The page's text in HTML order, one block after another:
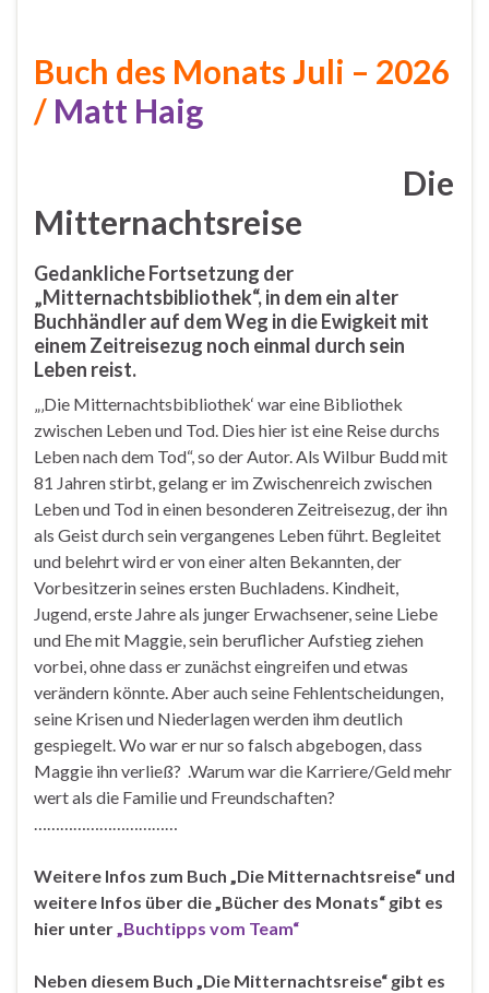
Buch des Monats Juli – 2026
/ Matt Haig
Die
Mitternachtsreise
Gedankliche Fortsetzung der
„Mitternachtsbibliothek“, in dem ein alter
Buchhändler auf dem Weg in die Ewigkeit mit
einem Zeitreisezug noch einmal durch sein
Leben reist.
„‚Die Mitternachtsbibliothek‘ war eine Bibliothek
zwischen Leben und Tod. Dies hier ist eine Reise durchs
Leben nach dem Tod“, so der Autor. Als Wilbur Budd mit
81 Jahren stirbt, gelang er im Zwischenreich zwischen
Leben und Tod in einen besonderen Zeitreisezug, der ihn
als Geist durch sein vergangenes Leben führt. Begleitet
und belehrt wird er von einer alten Bekannten, der
Vorbesitzerin seines ersten Buchladens. Kindheit,
Jugend, erste Jahre als junger Erwachsener, seine Liebe
und Ehe mit Maggie, sein beruflicher Aufstieg ziehen
vorbei, ohne dass er zunächst eingreifen und etwas
verändern könnte. Aber auch seine Fehlentscheidungen,
seine Krisen und Niederlagen werden ihm deutlich
gespiegelt. Wo war er nur so falsch abgebogen, dass
Maggie ihn verließ? .Warum war die Karriere/Geld mehr
wert als die Familie und Freundschaften?
……………………………
Weitere Infos zum Buch „Die Mitternachtsreise“ und
weitere Infos über die „Bücher des Monats“ gibt es
hier unter„Buchtipps vom Team“
Neben diesem Buch „Die Mitternachtsreise“ gibt es